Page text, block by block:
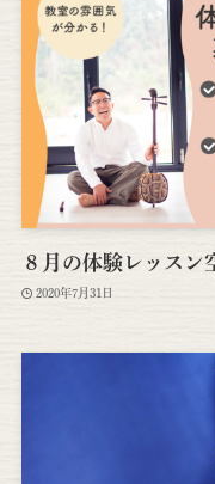
８月の体験レッス
2020年7月31日